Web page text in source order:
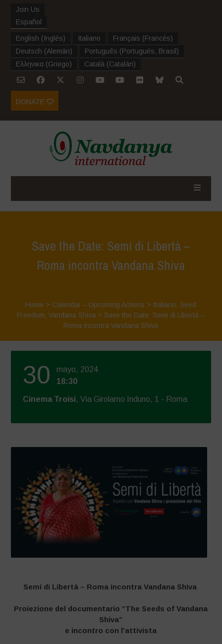
Join Us
Español
English (Inglés) Italiano Français (Francés)
Deutsch (Alemán) Português (Portugués, Brasil )
Ελληνικα (Griego) Català (Catalán)
DONATE
Save the Date: Semi di Libertà –
Roma incontra Vandana Shiva
Home > Calendar – Upcoming Actions > Italiano, Seed
Freedom,Vandana Shiva > Save the Date: Semi di Libertà –
Roma incontra Vandana Shiva
30
mayo, 2024
18:30
Cinema Troisi, Via Girolamo Induno, 1 - Roma
Semi di Libertà – Roma incontra Vandana Shiva
Proiezione del documentario “The Seeds of Vandana
Shiva”
e incontro con l’attivista